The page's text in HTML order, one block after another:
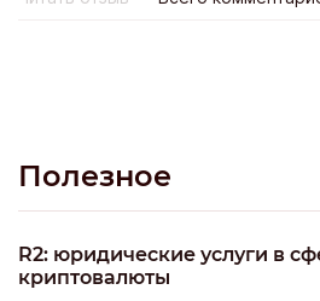
Полезное
R2: юридические услуги в
криптовалюты